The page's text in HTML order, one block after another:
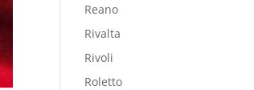
Reano
Rivalta
Rivoli
Roletto